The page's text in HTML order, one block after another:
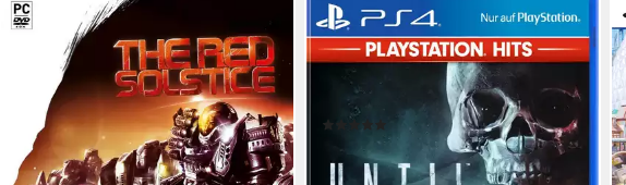
HEADUP GAMES
The Red Solstice
ab 16 Jahren USK-Freigabe
9,90 € UVP29,99 €
-67%
lieferbar - in 2-3 Werktagen bei dir
SONY
Until Dawn
PlayStation 4 Plattform
keine Jugendfreigabe (ab 18 Jahren)
Action, Adventure
Genre
ab 17,99 € 19,99 €
-10%